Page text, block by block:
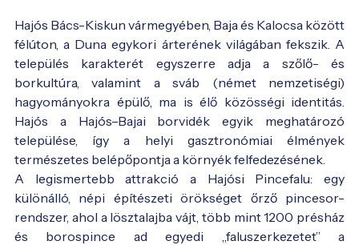
Hajós Bács-Kiskun vármegyében, Baja és Kalocsa között
félúton, a Duna egykori árterének világában fekszik. A
település karakterét egyszerre adja a szőlő- és
borkultúra, valamint a sváb (német nemzetiségi)
hagyományokra épülő, ma is élő közösségi identitás.
Hajós a Hajós–Bajai borvidék egyik meghatározó
települése, így a helyi gasztronómiai élmények
természetes belépőpontja a környék felfedezésének.
A legismertebb attrakció a Hajósi Pincefalu: egy
különálló, népi építészeti örökséget őrző pincesor-
rendszer, ahol a lösztalajba vájt, több mint 1200 présház
és borospince ad egyedi „faluszerkezetet” a